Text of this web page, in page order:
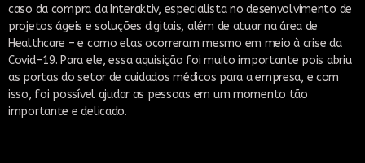
caso da compra da Interaktiv, especialista no desenvolvimento de
projetos ágeis e soluções digitais, além de atuar na área de
Healthcare – e como elas ocorreram mesmo em meio à crise da
Covid-19. Para ele, essa aquisição foi muito importante pois abriu
as portas do setor de cuidados médicos para a empresa, e com
isso, foi possível ajudar as pessoas em um momento tão
importante e delicado.